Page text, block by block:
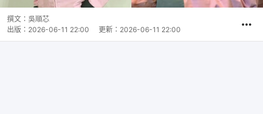
撰文： 吳順芯
出版： 2026-06-11 22:00 更新： 2026-06-11 22:00